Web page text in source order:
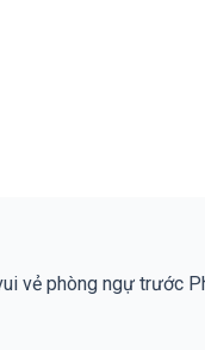
vẻ phòng ngự trước